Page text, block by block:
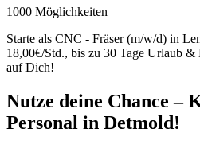
1000 Möglichkeiten
Starte als CNC - Fräser (m/w/d) in
18,00€/Std., bis zu 30 Tage Urlaub &
auf Dich!
Nutze deine Chance –
Personal in Detmold!